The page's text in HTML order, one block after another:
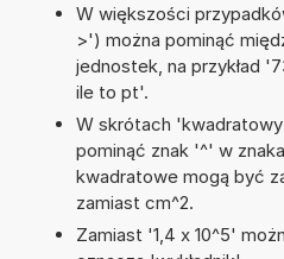
W większości
>') można pominąć
jednostek, na przykład
ile to pt'.
W skrótach
pominąć znak '^' w
kwadratowe mogą być
zamiast cm^2.
Zamiast '1,4 x 10^5'